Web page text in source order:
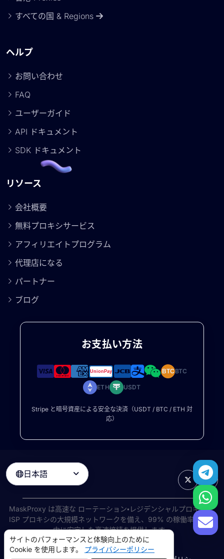
すべての国 & Regions
ヘルプ
お問い合わせ
FAQ
ユーザーガイド
API ドキュメント
SDK ドキュメント
リソース
会社概要
無料プロキシサービス
アフィリエイトプログラム
代理店になる
パートナー
ブログ
お支払い方法
BTCBTC
ETH USDT
Stripe と暗号資産による安全な決済（USDT / BTC / ETH 対
応）
日本語 
MaskProxy は高速な ローテーション・レジデンシャルプロキシと
ISP プロキシの大規模ネットワークを備え、99% の稼働率で世界
中に安定した高速接続を提供します。
©2026 AIWAY LIMITED. 無断転載を禁じます.
サイトのパフォーマンスと体験向上のために
Cookie を使用します。 プライバシーポリシー